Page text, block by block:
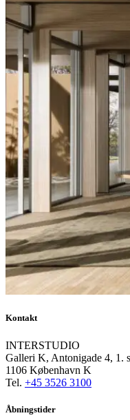
Kontakt
INTERSTUDIO
Galleri K, Antonigade 4, 1.
1106 København K
Tel. +45 3526 3100
Åbningstider